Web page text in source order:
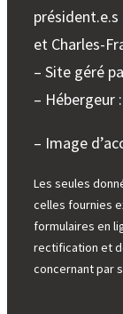
président.e.s
et Charles-
– Site géré
– Hébergeur
– Image
Les seules
celles fournies
formulaires en
rectification et
concernant par